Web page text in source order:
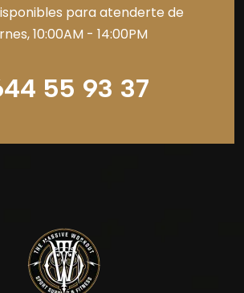
para atenderte de
10:00AM - 14:00PM
55 93 37